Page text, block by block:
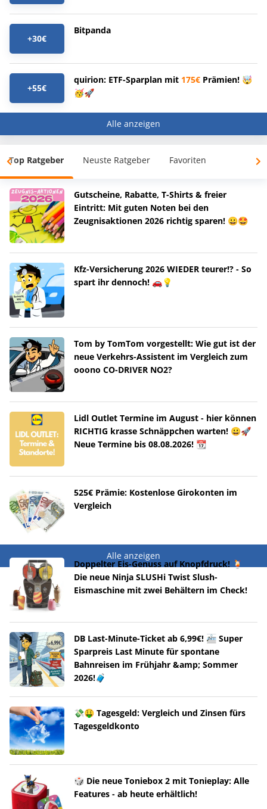
+30€
Bitpanda
+55€
quirion: ETF-Sparplan mit 175€ Prämien! 🤯
🥳🚀
Alle anzeigen
Top Ratgeber Neuste Ratgeber Favoriten
Gutscheine, Rabatte, T-Shirts & freier
Eintritt: Mit guten Noten bei den
Zeugnisaktionen 2026 richtig sparen! 😀🤩
Kfz-Versicherung 2026 WIEDER teurer!? - So
spart ihr dennoch! 🚗💡
Tom by TomTom vorgestellt: Wie gut ist der
neue Verkehrs-Assistent im Vergleich zum
ooono CO-DRIVER NO2?
Lidl Outlet Termine im August - hier können
RICHTIG krasse Schnäppchen warten! 😀🚀
Neue Termine bis 08.08.2026! 📆
525€ Prämie: Kostenlose Girokonten im
Vergleich
Alle anzeigen
Doppelter Eis-Genuss auf Knopfdruck! 🍹
Die neue Ninja SLUSHi Twist Slush-
Eismaschine mit zwei Behältern im Check!
DB Last-Minute-Ticket ab 6,99€! 🚈 Super
Sparpreis Last Minute für spontane
Bahnreisen im Frühjahr &amp; Sommer
2026!🧳
💸🤑 Tagesgeld: Vergleich und Zinsen fürs
Tagesgeldkonto
🎲 Die neue Toniebox 2 mit Tonieplay: Alle
Features - ab heute erhältlich!